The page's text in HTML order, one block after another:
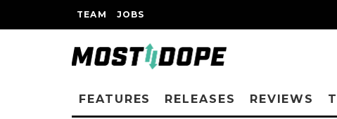
TEAM JOBS
FEATURES RELEASES REVIEWS